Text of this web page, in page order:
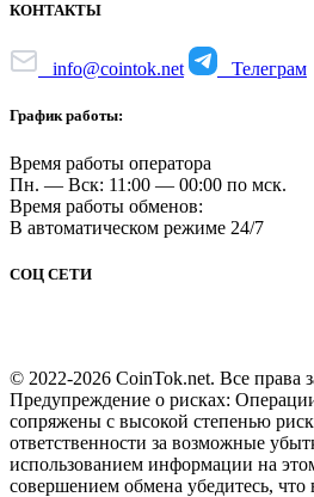
КОНТАКТЫ
info@cointok.net Телеграм
График работы:
Время работы оператора
Пн. — Вск: 11:00 — 00:00 по мск.
Время работы обменов:
В автоматическом режиме 24/7
СОЦ СЕТИ
© 2022-2026 CoinTok.net. Все права
Предупреждение о рисках:
сопряжены с высокой степенью
ответственности за возможные
использованием информации на
совершением обмена убедитесь, что